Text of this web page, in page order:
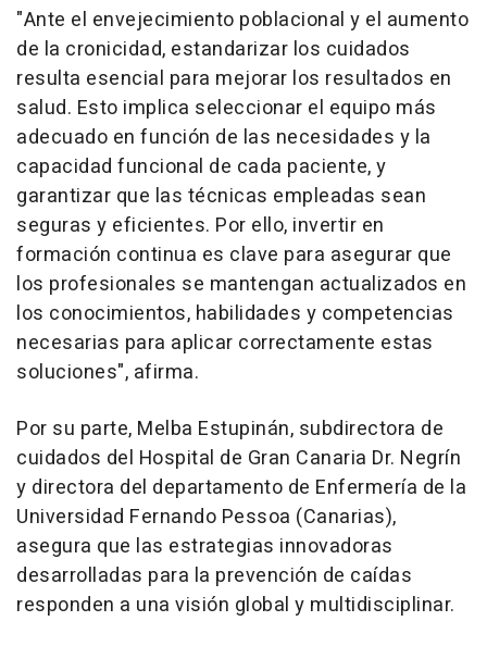
"Ante el envejecimiento poblacional y el aumento
de la cronicidad, estandarizar los cuidados
resulta esencial para mejorar los resultados en
salud. Esto implica seleccionar el equipo más
adecuado en función de las necesidades y la
capacidad funcional de cada paciente, y
garantizar que las técnicas empleadas sean
seguras y eficientes. Por ello, invertir en
formación continua es clave para asegurar que
los profesionales se mantengan actualizados en
los conocimientos, habilidades y competencias
necesarias para aplicar correctamente estas
soluciones", afirma.
Por su parte, Melba Estupinán, subdirectora de
cuidados del Hospital de Gran Canaria Dr. Negrín
y directora del departamento de Enfermería de la
Universidad Fernando Pessoa (Canarias),
asegura que las estrategias innovadoras
desarrolladas para la prevención de caídas
responden a una visión global y multidisciplinar.